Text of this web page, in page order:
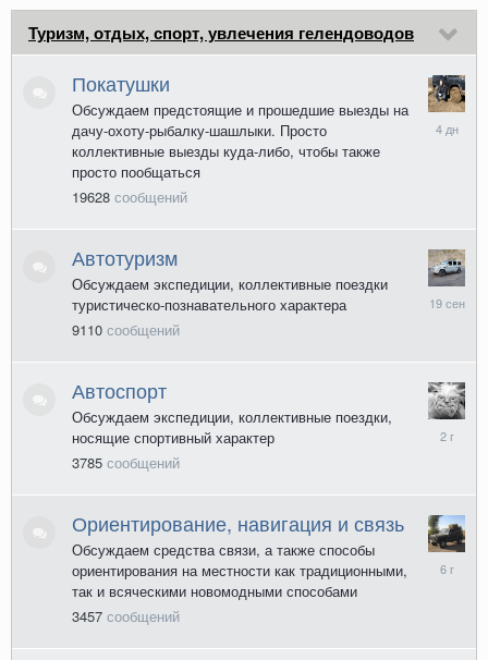
Туризм, отдых, спорт, увлечения гелендоводов
Покатушки
Обсуждаем предстоящие и прошедшие выезды на
дачу-охоту-рыбалку-шашлыки. Просто
коллективные выезды куда-либо, чтобы также
просто пообщаться
19628 сообщений
Во
вторник
Автотуризм
Обсуждаем экспедиции, коллективные поездки
туристическо-познавательного характера
9110 сообщений
19
сентября
Автоспорт
Обсуждаем экспедиции, коллективные поездки,
носящие спортивный характер
3785 сообщений
25
мая
Ориентирование, навигация и связь
Обсуждаем средства связи, а также способы
ориентирования на местности как традиционными,
так и всяческими новомодными способами
3457 сообщений
24
декабря